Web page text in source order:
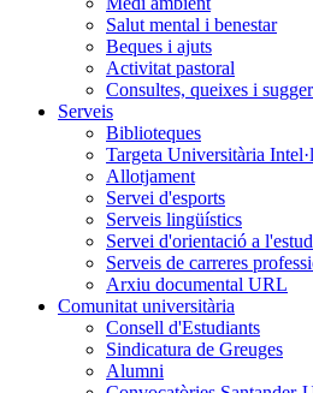
Salut mental i benestar
Beques i ajuts
Activitat pastoral
Consultes, queixes i
Serveis
Biblioteques
Targeta Universitària
Allotjament
Servei d'esports
Serveis lingüístics
Servei d'orientació a
Serveis de carreres
Arxiu documental URL
Comunitat universitària
Consell d'Estudiants
Sindicatura de Greuges
Alumni